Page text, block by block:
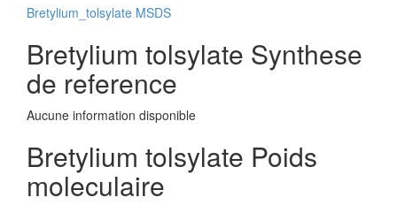
Bretylium_tolsylate MSDS
Bretylium tolsylate Synthese
de reference
Aucune information disponible
Bretylium tolsylate Poids
moleculaire